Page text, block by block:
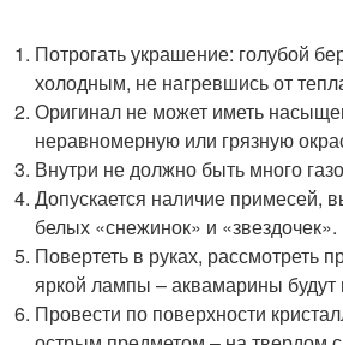
Потрогать украшение: голубой
холодным, не нагревшись от
Оригинал не может иметь
неравномерную или грязную
Внутри не должно быть много
Допускается наличие примесей,
белых «снежинок» и «звездочек».
Повертеть в руках, рассмотреть
яркой лампы – аквамарины будут
Провести по поверхности